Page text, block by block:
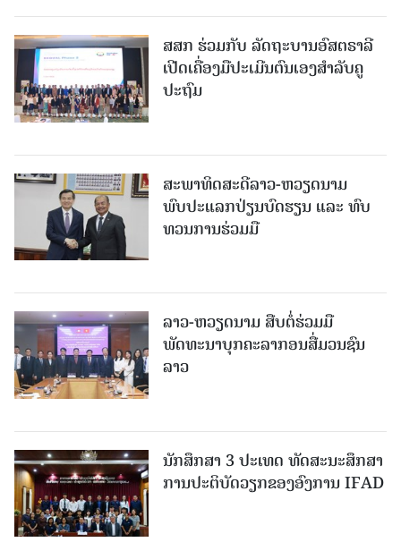
ສສກ ຮ່ວມກັບ ລັດຖະບານອົສຕຣາລີ
ເປີດເຄື່ອງມືປະເມີນຕົນເອງສຳລັບຄູ
ປະຖົມ
ສະພາທິດສະດີລາວ-ຫວຽດນາມ
ພົບປະແລກປ່ຽນບົດຮຽນ ແລະ ທົບ
ທວນການຮ່ວມມື
ລາວ-ຫວຽດ​ນາມ ສືບ​ຕໍ່​ຮ່ວມ​ມື
ພັດທະນາບຸກຄະລາກອນສື່ມວນຊົນ
ລາວ
ນັກສຶກສາ 3 ປະເທດ ທັດ​ສະ​ນະ​ສຶກ​ສາ
ການປະຕິບັດວຽກຂອງອົງການ IFAD